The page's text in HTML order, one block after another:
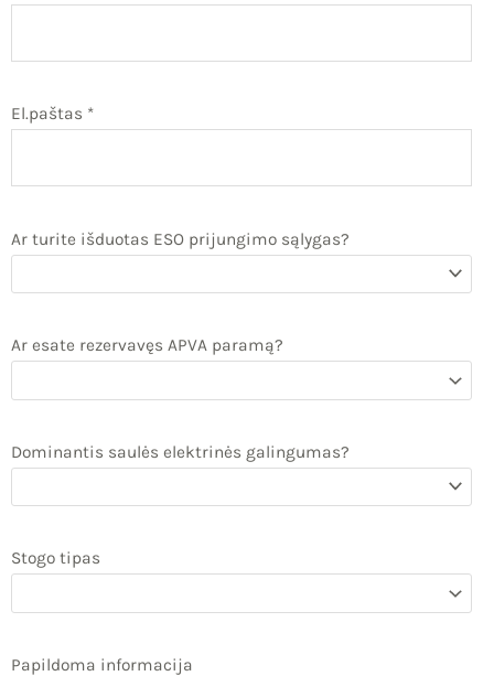
El.paštas *
Ar turite išduotas ESO prijungimo sąlygas?
Ar esate rezervavęs APVA paramą?
Dominantis saulės elektrinės galingumas?
Stogo tipas
Papildoma informacija